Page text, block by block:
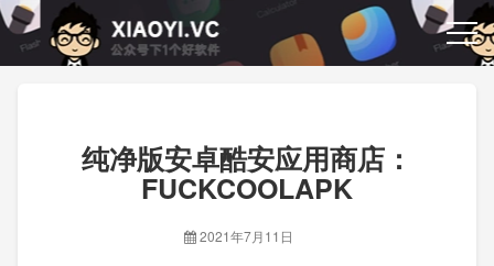
纯净版安卓酷安应用商店：
FUCKCOOLAPK
2021年7月11日